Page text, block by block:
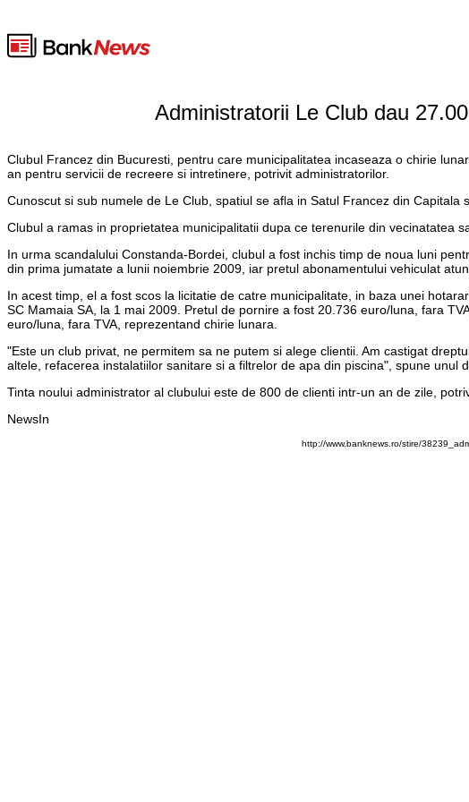
Administratorii Le Club dau
Clubul Francez din Bucuresti, pentru care municipalitatea incaseaza o chirie
an pentru servicii de recreere si intretinere, potrivit administratorilor.
Cunoscut si sub numele de Le Club, spatiul se afla in Satul Francez din
Clubul a ramas in proprietatea municipalitatii dupa ce terenurile din vecinatatea
In urma scandalului Constanda-Bordei, clubul a fost inchis timp de noua luni
din prima jumatate a lunii noiembrie 2009, iar pretul abonamentului vehiculat
In acest timp, el a fost scos la licitatie de catre municipalitate, in baza unei
SC Mamaia SA, la 1 mai 2009. Pretul de pornire a fost 20.736 euro/luna, fara
euro/luna, fara TVA, reprezentand chirie lunara.
"Este un club privat, ne permitem sa ne putem si alege clientii. Am castigat
altele, refacerea instalatiilor sanitare si a filtrelor de apa din piscina", spune unul
Tinta noului administrator al clubului este de 800 de clienti intr-un an de zile,
NewsIn
http://www.banknews.ro/stire/